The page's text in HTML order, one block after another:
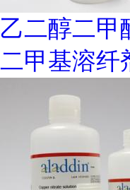
乙二醇二甲
二甲基溶纤